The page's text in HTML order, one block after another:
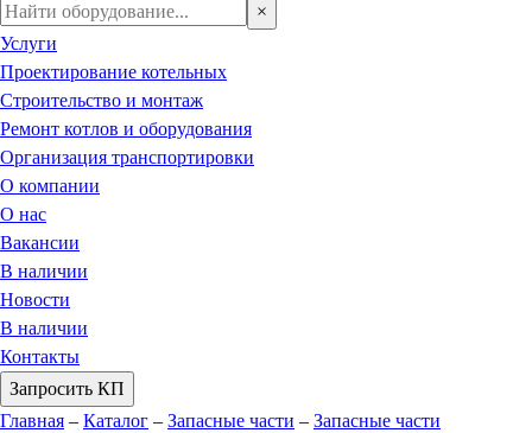
×
Услуги
Проектирование котельных
Строительство и монтаж
Ремонт котлов и оборудования
Организация транспортировки
О компании
О нас
Вакансии
В наличии
Новости
В наличии
Контакты
Запросить КП
Главная – Каталог – Запасные части – Запасные части